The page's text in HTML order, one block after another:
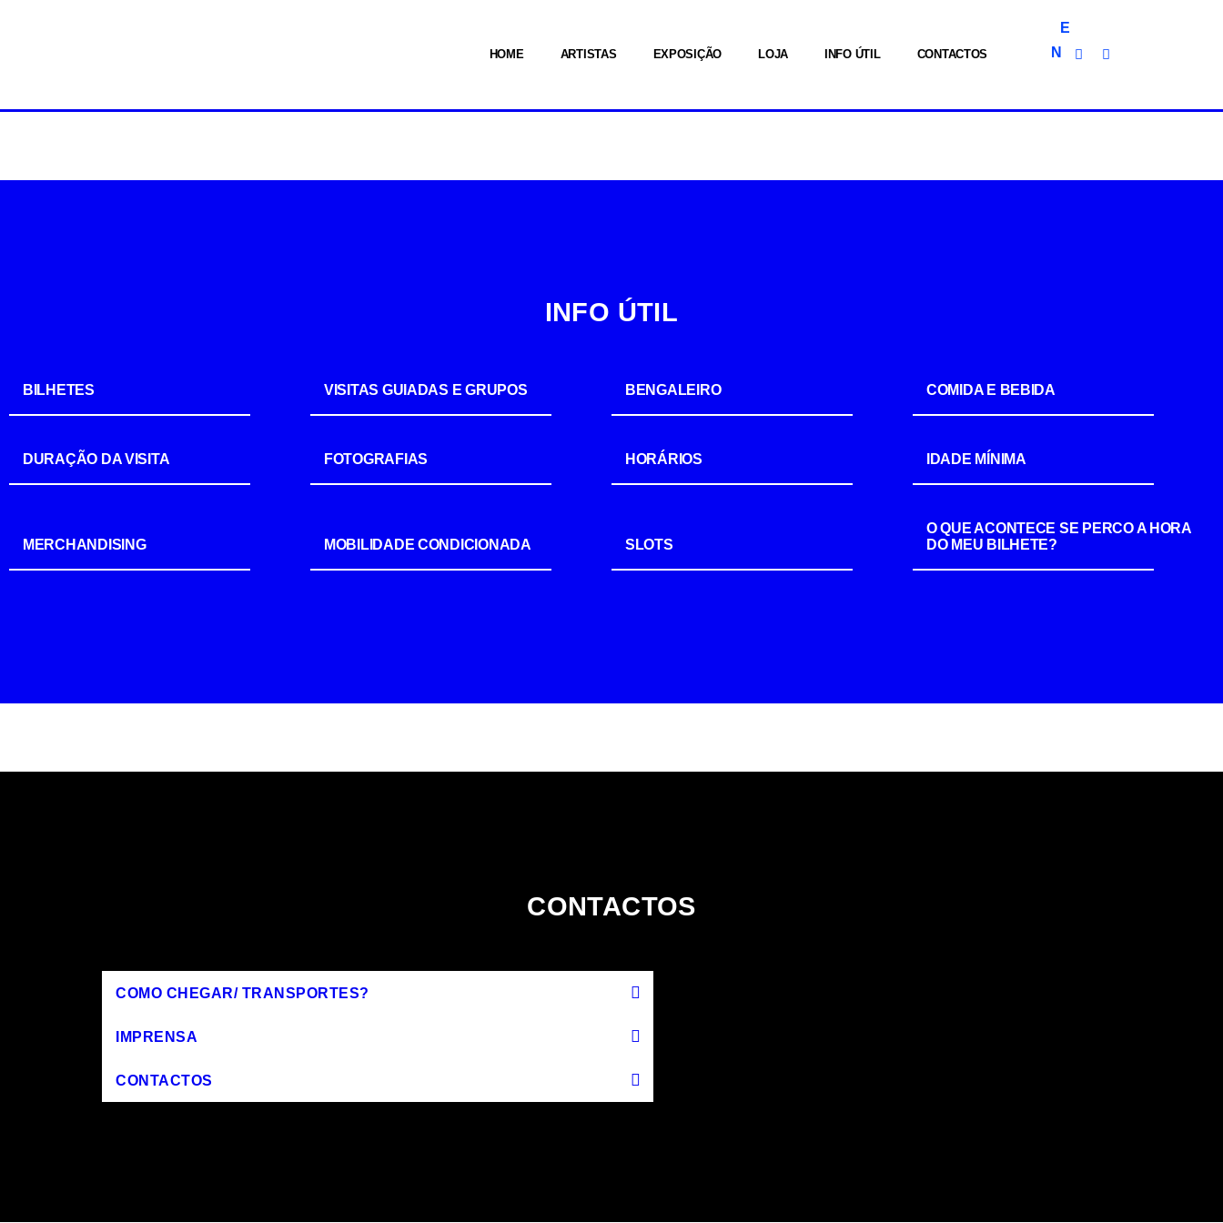
HOME ARTISTAS EXPOSIÇÃO LOJA INFO ÚTIL CONTACTOS
E
N
INFO ÚTIL
BILHETES VISITAS GUIADAS E GRUPOS BENGALEIRO COMIDA E BEBIDA
DURAÇÃO DA VISITA FOTOGRAFIAS HORÁRIOS IDADE MÍNIMA
MERCHANDISING MOBILIDADE CONDICIONADA SLOTS
O QUE ACONTECE SE PERCO A HORA
DO MEU BILHETE?
CONTACTOS
COMO CHEGAR/ TRANSPORTES?
IMPRENSA
CONTACTOS